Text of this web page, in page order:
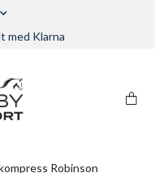
med Klarna
Robinson